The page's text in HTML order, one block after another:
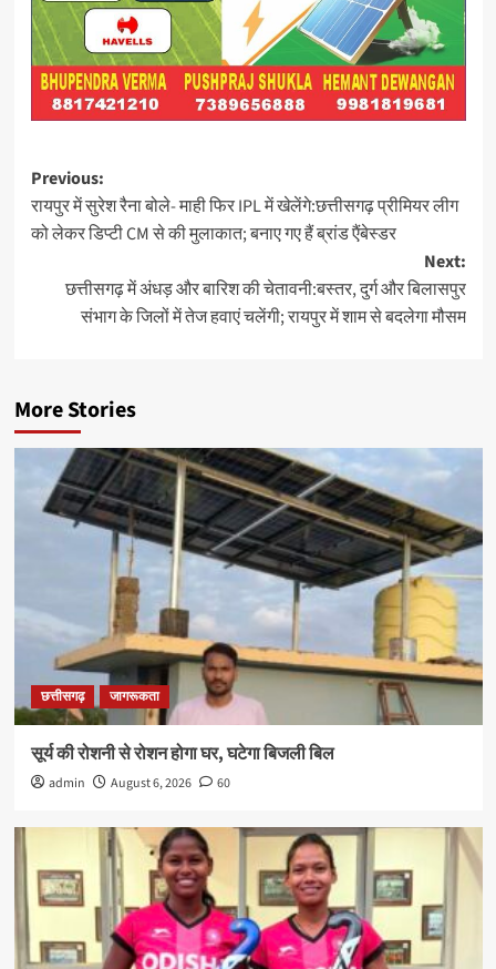
Post
navigation
Previous:
रायपुर में सुरेश रैना बोले- माही फिर IPL में खेलेंगे:छत्तीसगढ़ प्रीमियर लीग
को लेकर डिप्टी CM से की मुलाकात; बनाए गए हैं ब्रांड एैंबेस्डर
Next:
छत्तीसगढ़ में अंधड़ और बारिश की चेतावनी:बस्तर, दुर्ग और बिलासपुर
संभाग के जिलों में तेज हवाएं चलेंगी; रायपुर में शाम से बदलेगा मौसम
More Stories
छत्तीसगढ़ जागरूकता
सूर्य की रोशनी से रोशन होगा घर, घटेगा बिजली बिल
admin August 6, 2026 60